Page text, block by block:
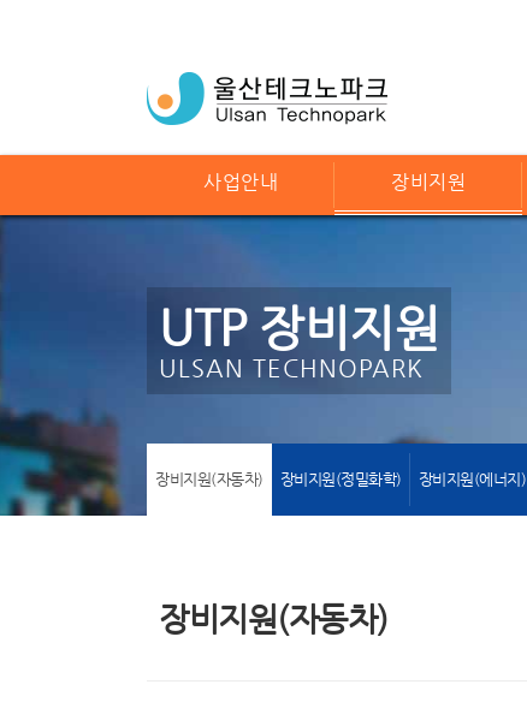
사업안내 장비지원
UTP 장비지원
ULSAN TECHNOPARK
장비지원(자동차) 장비지원(정밀화학) 장비지원(에너지)
장비지원(자동차)